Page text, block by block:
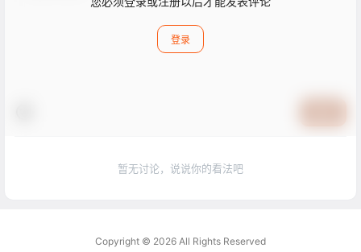
登录
暂无讨论，说说你的看法吧
Copyright © 2026 All Rights Reserved